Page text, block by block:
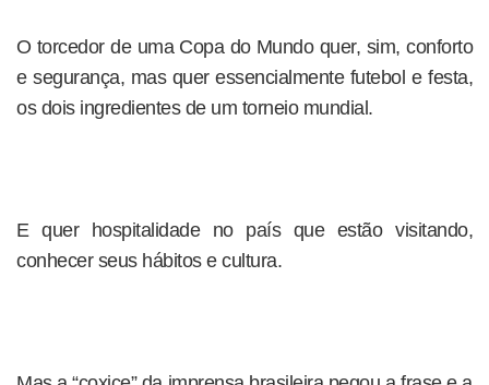
O torcedor de uma Copa do Mundo quer, sim, conforto
e segurança, mas quer essencialmente futebol e festa,
os dois ingredientes de um torneio mundial.
E quer hospitalidade no país que estão visitando,
conhecer seus hábitos e cultura.